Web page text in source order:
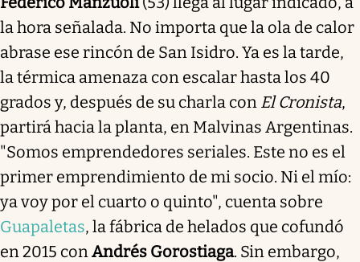
la hora señalada. No importa que la ola de calor
abrase ese rincón de San Isidro. Ya es la tarde,
la térmica amenaza con escalar hasta los 40
grados y, después de su charla con El Cronista,
partirá hacia la planta, en Malvinas Argentinas.
"Somos emprendedores seriales. Este no es el
primer emprendimiento de mi socio. Ni el mío:
ya voy por el cuarto o quinto", cuenta sobre
Guapaletas, la fábrica de helados que cofundó
en 2015 conAndrés Gorostiaga. Sin embargo,